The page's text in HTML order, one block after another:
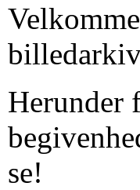
Herunder
se!